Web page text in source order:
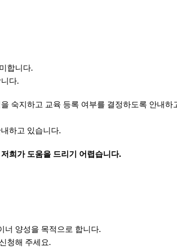
합니다.
다.
숙지하고 교육 등록 여부를 결정하도록 안내하
하고 있습니다.
희가 도움을 드리기 어렵습니다.
너 양성을 목적으로 합니다.
청해 주세요.